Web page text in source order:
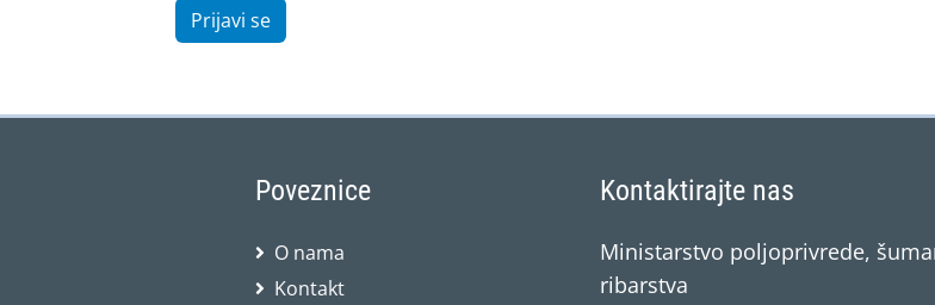
Prijavi se
Poveznice
O nama
Kontakt
Kontaktirajte nas
Ministarstvo poljoprivrede,
ribarstva